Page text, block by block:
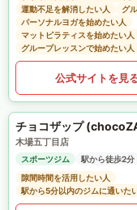
運動不足を解消したい人
グ
パーソナルヨガを始めたい人
マットピラティスを始めたい人
グループレッスンで始めたい人
公式サイトを見
チョコザップ
木場五丁目店
スポーツジム
駅から徒歩2分
隙間時間を活用したい人
駅から5分以内のジムに通いた